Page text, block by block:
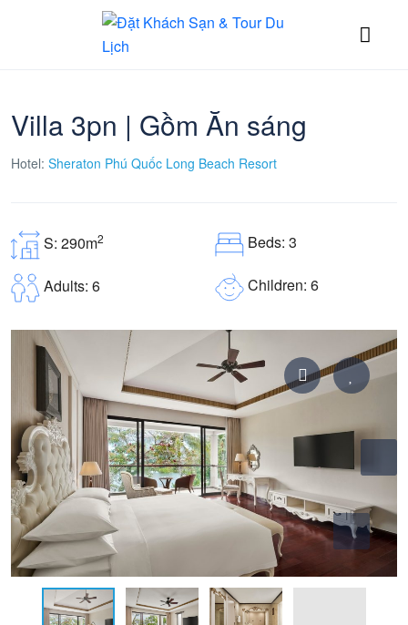
Villa 3pn | Gồm Ăn sáng
Hotel: Sheraton Phú Quốc Long Beach Resort
S: 290m2 Beds: 3
Adults: 6 Children: 6